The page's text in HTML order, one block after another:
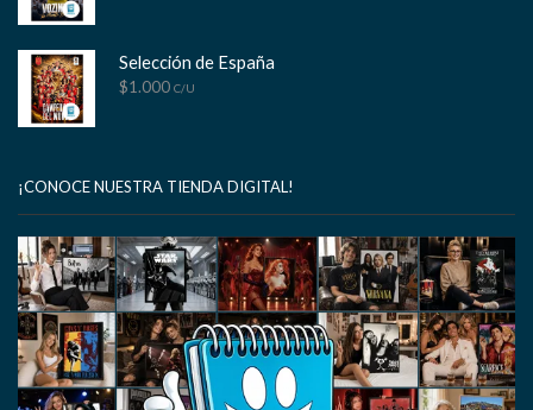
Selección de España
$1.000 C/U
¡CONOCE NUESTRA TIENDA DIGITAL!